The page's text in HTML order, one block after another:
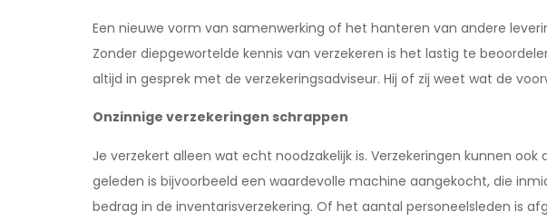
Een nieuwe vorm van samenwerking of het hanteren van andere
Zonder diepgewortelde kennis van verzekeren is het lastig te
altijd in gesprek met de verzekeringsadviseur. Hij of zij weet wat de
Onzinnige verzekeringen schrappen
Je verzekert alleen wat echt noodzakelijk is. Verzekeringen kunnen
geleden is bijvoorbeeld een waardevolle machine aangekocht, die
bedrag in de inventarisverzekering. Of het aantal personeelsleden is